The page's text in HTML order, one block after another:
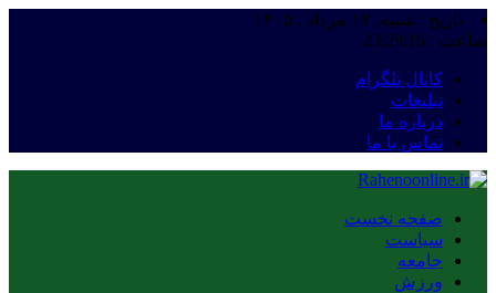
تاریخ : شنبه, ۱۷ مرداد , ۱۴۰۵
ساعت : 23:29:16
کانال تلگرام
تبلیغات
درباره ما
تماس با ما
صفحه نخست
سیاست
جامعه
ورزش